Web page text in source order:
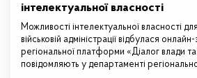
інтелектуальної власності
Можливості інтелектуальної власності
військовій адміністрації відбулася
регіональної платформи «Діалог влади
повідомляють у департаменті